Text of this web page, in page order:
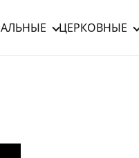
ЦЕРКОВНЫЕ